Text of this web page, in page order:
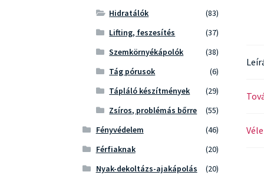
Hidratálók
(83)
Lifting, feszesítés
(37)
Szemkörnyékápolók
(38)
Tág pórusok
(6)
Tápláló készítmények
(29)
Zsíros, problémás bőrre
(55)
Fényvédelem
(46)
Férfiaknak
(20)
Nyak-dekoltázs-ajakápolás
(20)